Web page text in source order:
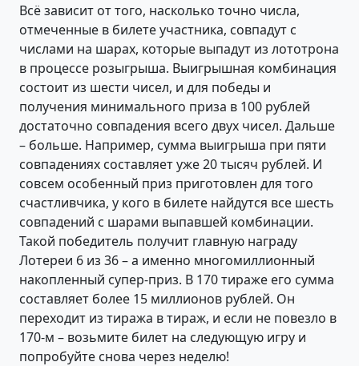
Всё зависит от того, насколько точно числа,
отмеченные в билете участника, совпадут с
числами на шарах, которые выпадут из лототрона
в процессе розыгрыша. Выигрышная комбинация
состоит из шести чисел, и для победы и
получения минимального приза в 100 рублей
достаточно совпадения всего двух чисел. Дальше
– больше. Например, сумма выигрыша при пяти
совпадениях составляет уже 20 тысяч рублей. И
совсем особенный приз приготовлен для того
счастливчика, у кого в билете найдутся все шесть
совпадений с шарами выпавшей комбинации.
Такой победитель получит главную награду
Лотереи 6 из 36 – а именно многомиллионный
накопленный супер-приз. В 170 тираже его сумма
составляет более 15 миллионов рублей. Он
переходит из тиража в тираж, и если не повезло в
170-м – возьмите билет на следующую игру и
попробуйте снова через неделю!